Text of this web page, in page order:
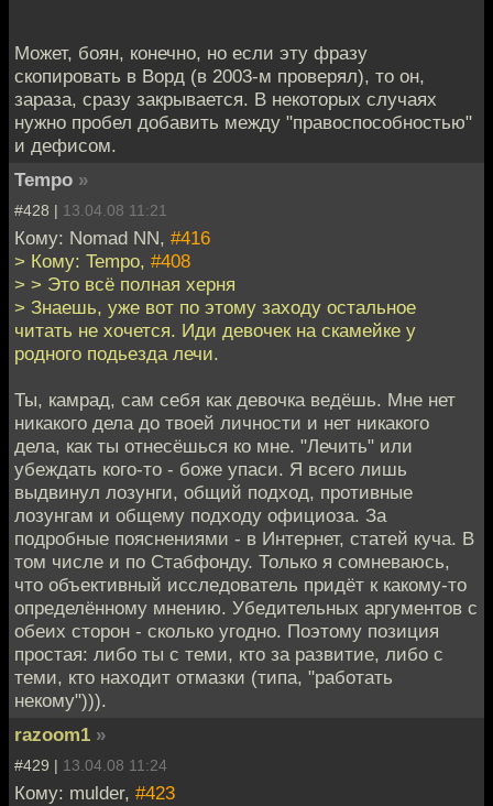
Может, боян, конечно, но если эту фразу
скопировать в Ворд (в 2003-м проверял), то он,
зараза, сразу закрывается. В некоторых случаях
нужно пробел добавить между "правоспособностью"
и дефисом.
Tempo »
#428 | 13.04.08 11:21
Кому: Nomad NN, #416
> Кому: Tempo, #408
> > Это всё полная херня
> Знаешь, уже вот по этому заходу остальное
читать не хочется. Иди девочек на скамейке у
родного подьезда лечи.
Ты, камрад, сам себя как девочка ведёшь. Мне нет
никакого дела до твоей личности и нет никакого
дела, как ты отнесёшься ко мне. "Лечить" или
убеждать кого-то - боже упаси. Я всего лишь
выдвинул лозунги, общий подход, противные
лозунгам и общему подходу официоза. За
подробные пояснениями - в Интернет, статей куча. В
том числе и по Стабфонду. Только я сомневаюсь,
что объективный исследователь придёт к какому-то
определённому мнению. Убедительных аргументов с
обеих сторон - сколько угодно. Поэтому позиция
простая: либо ты с теми, кто за развитие, либо с
теми, кто находит отмазки (типа, "работать
некому"))).
razoom1 »
#429 | 13.04.08 11:24
Кому: mulder, #423